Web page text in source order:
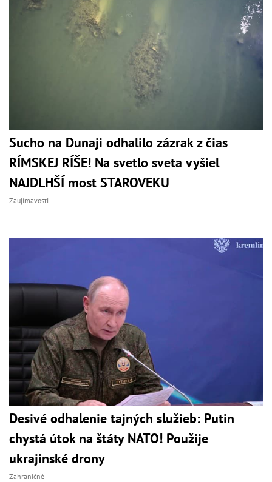
Sucho na Dunaji odhalilo zázrak z čias
RÍMSKEJ RÍŠE! Na svetlo sveta vyšiel
NAJDLHŠÍ most STAROVEKU
Zaujímavosti
Desivé odhalenie tajných služieb: Putin
chystá útok na štáty NATO! Použije
ukrajinské drony
Zahraničné